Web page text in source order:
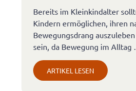
Bereits im Kleinkindalter
Kindern ermöglichen, ihren
Bewegungsdrang
sein, da Bewegung im Alltag
ARTIKEL LESEN